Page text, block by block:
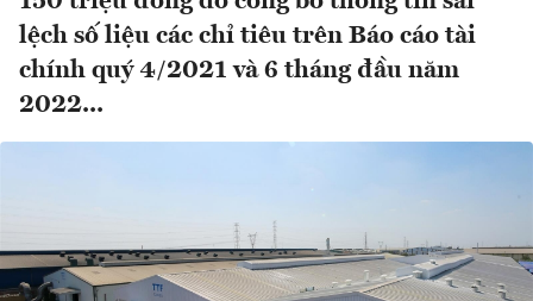
lệch số liệu các chỉ tiêu trên Báo cáo tài
chính quý 4/2021 và 6 tháng đầu năm
2022...